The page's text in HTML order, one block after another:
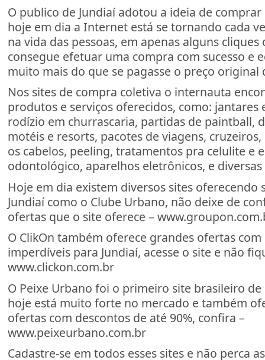
O publico de Jundiaí adotou a ideia de
hoje em dia a Internet está se tornando cada
na vida das pessoas, em apenas alguns
consegue efetuar uma compra com sucesso e
muito mais do que se pagasse o preço
Nos sites de compra coletiva o internauta
produtos e serviços oferecidos, como: jantares
rodízio em churrascaria, partidas de paintball,
motéis e resorts, pacotes de viagens,
os cabelos, peeling, tratamentos pra celulite e
odontológico, aparelhos eletrônicos, e diversas
Hoje em dia existem diversos sites oferecendo
Jundiaí como o Clube Urbano, não deixe de
ofertas que o site oferece –
O ClikOn também oferece grandes ofertas
imperdíveis para Jundiaí, acesse o site e não
www.clickon.com.br
O Peixe Urbano foi o primeiro site brasileiro
hoje está muito forte no mercado e também
ofertas com descontos de até 90%, confira –
www.peixeurbano.com.br
Cadastre-se em todos esses sites e não perca